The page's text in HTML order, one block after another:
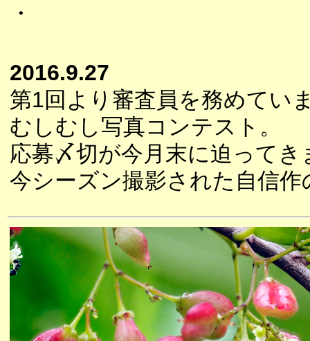
・
2016.9.27
第1回より審査員を務めてい
むしむし写真コンテスト。
応募〆切が今月末に迫ってき
今シーズン撮影された自信